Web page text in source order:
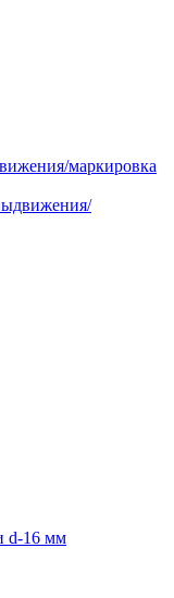
маркировка
d-16 мм